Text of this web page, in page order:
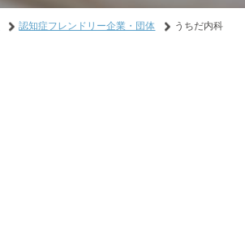
認知症フレンドリー企業・団体 うちだ内科